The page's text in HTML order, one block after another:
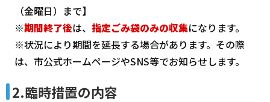
（金曜日）まで】
※期間終了後は、 指定ごみ袋のみの収集になります。
※状況により期間を延長する場合があります。その際
は、市公式ホームページやSNS等でお知らせします。
2.臨時措置の内容